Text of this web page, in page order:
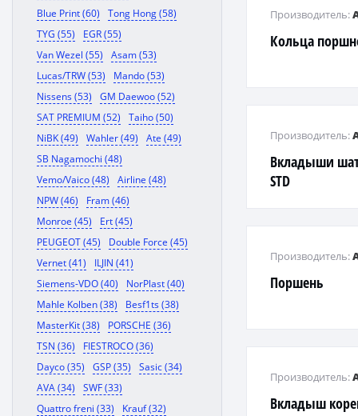
Blue Print (60)
Tong Hong (58)
TYG (55)
EGR (55)
Van Wezel (55)
Asam (53)
Lucas/TRW (53)
Mando (53)
Nissens (53)
GM Daewoo (52)
SAT PREMIUM (52)
Taiho (50)
NiBK (49)
Wahler (49)
Ate (49)
SB Nagamochi (48)
Vemo/Vaico (48)
Airline (48)
NPW (46)
Fram (46)
Monroe (45)
Ert (45)
PEUGEOT (45)
Double Force (45)
Vernet (41)
ILJIN (41)
Siemens-VDO (40)
NorPlast (40)
Mahle Kolben (38)
Besf1ts (38)
MasterKit (38)
PORSCHE (36)
TSN (36)
FIESTROCO (36)
Dayco (35)
GSP (35)
Sasic (34)
AVA (34)
SWF (33)
Quattro freni (33)
Krauf (32)
Кольца
Производитель:
Вкладыши
STD
Производитель:
Поршень
Производитель:
Вкладыш
Производитель: